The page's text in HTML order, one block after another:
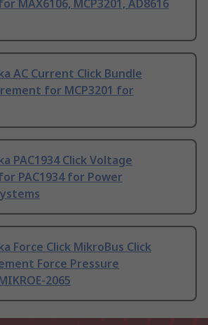
MAX6106, MCP3201, AD8616
AC Current Click Bundle
for MCP3201 for
PAC1934 Click Voltage
PAC1934 for Power
Force Click MikroBus Click
Force Pressure
2065